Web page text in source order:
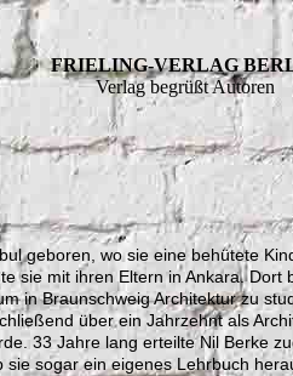
FRIELING-VERLAG
Verlag begrüßt Autoren
geboren, wo sie eine behütete
sie mit ihren Eltern in Ankara.
in Braunschweig Architektur zu
über ein Jahrzehnt als
33 Jahre lang erteilte Nil Berke
sie sogar ein eigenes Lehrbuch